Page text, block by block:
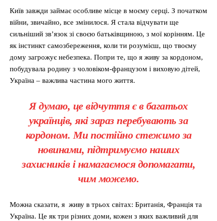
Київ завжди займає особливе місце в моєму серці. З початком
війни, звичайно, все змінилося. Я стала відчувати ще
сильніший зв’язок зі своєю батьківщиною, з мої корінням. Це
як інстинкт самозбереження, коли ти розумієш, що твоєму
дому загрожує небезпека. Попри те, що я живу за кордоном,
побудувала родину з чоловіком-французом і виховую дітей,
Україна – важлива частина мого життя.
Я думаю, це відчуття є в багатьох
українців, які зараз перебувають за
кордоном. Ми постійно стежимо за
новинами, підтримуємо наших
захисників і намагаємося допомагати,
чим можемо.
Можна сказати, я живу в трьох світах: Британія, Франція та
Україна. Це як три різних доми, кожен з яких важливий для